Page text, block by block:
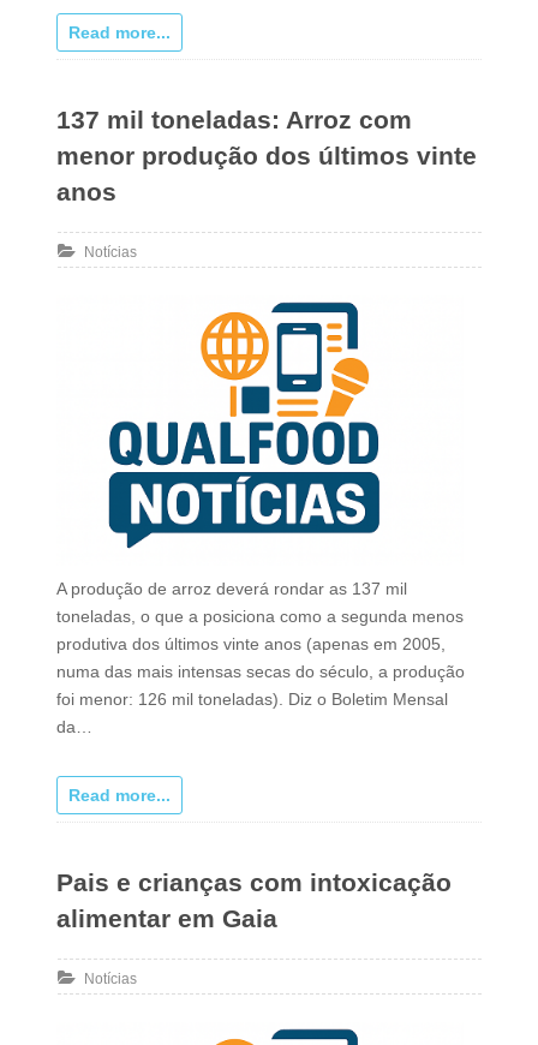
Read more...
137 mil toneladas: Arroz com
menor produção dos últimos vinte
anos
Notícias
A produção de arroz deverá rondar as 137 mil
toneladas, o que a posiciona como a segunda menos
produtiva dos últimos vinte anos (apenas em 2005,
numa das mais intensas secas do século, a produção
foi menor: 126 mil toneladas). Diz o Boletim Mensal
da…
Read more...
Pais e crianças com intoxicação
alimentar em Gaia
Notícias